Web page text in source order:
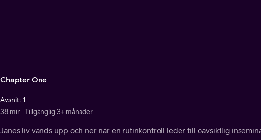
Chapter One
Avsnitt 1
38 min Tillgänglig 3+ månader
Janes liv vänds upp och ner när en rutinkontroll leder till oavsiktlig